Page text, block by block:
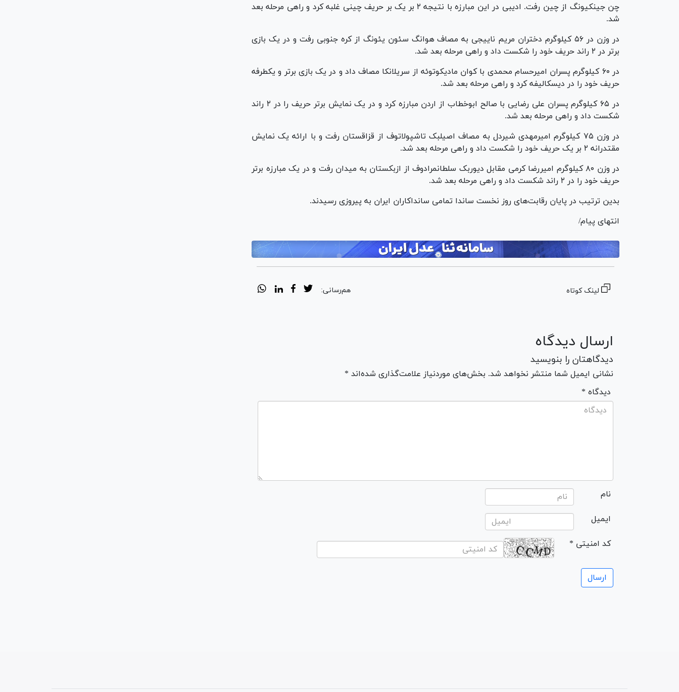
چن جینکیونگ از چین رفت. ادیبی در این مبارزه با نتیجه ۲ بر یک بر حریف چینی غلبه کرد و راهی مرحله بعد
شد.
در وزن در ۵۶ کیلوگرم دختران مریم ناییجی به مصاف هوانگ سئون یئونگ از کره جنوبی رفت و در یک بازی
برتر در ۲ راند حریف خود را شکست داد و راهی مرحله بعد شد.
در ۶۰ کیلوگرم پسران امیرحسام محمدی با کوان مادیکوتوئه از سریلانکا مصاف داد و در یک بازی برتر و یکطرفه
حریف خود را در دیسکالیفه کرد و راهی مرحله بعد شد.
در ۶۵ کیلوگرم پسران علی رضایی با صالح ابوخطاب از اردن مبارزه کرد و در یک نمایش برتر حریف را در ۲ راند
شکست داد و راهی مرحله بعد شد.
در وزن ۷۵ کیلوگرم امیرمهدی شیردل به مصاف اصیلبک تاشپولاتوف از قزاقستان رفت و با ارائه یک نمایش
مقتدرانه ۲ بر یک حریف خود را شکست داد و راهی مرحله بعد شد.
در وزن ۸۰ کیلوگرم امیررضا کرمی مقابل دیوربک سلطانمرادوف از ازبکستان به میدان رفت و در یک مبارزه برتر
حریف خود را در ۲ راند شکست داد و راهی مرحله بعد شد.
بدین ترتیب در پایان رقابت‌های روز نخست ساندا تمامی سانداکاران ایران به پیروزی رسیدند.
انتهای پیام/
لینک کوتاه هم‌رسانی:
ارسال دیدگاه
دیدگاهتان را بنویسید
نشانی ایمیل شما منتشر نخواهد شد. بخش‌های موردنیاز علامت‌گذاری شده‌اند *
* دیدگاه
نام
ایمیل
* کد امنیتی